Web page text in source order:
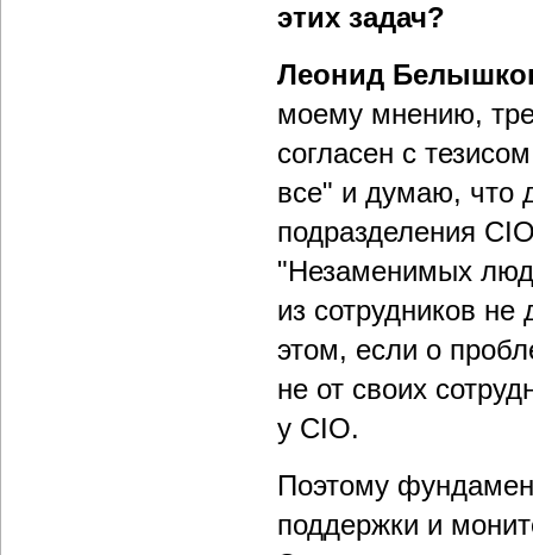
этих задач?
Леонид
моему мнению,
согласен с
все" и думаю, что
подразделения
"Незаменимых
из сотрудников
этом, если о
не от своих
у CIO.
Поэтому
поддержки и